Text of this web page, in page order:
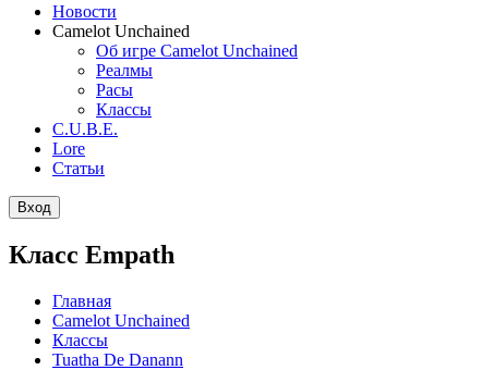
Новости
Camelot Unchained
Об игре Camelot Unchained
Реалмы
Расы
Классы
C.U.B.E.
Lore
Статьи
Вход
Класс Empath
Главная
Camelot Unchained
Классы
Tuatha De Danann